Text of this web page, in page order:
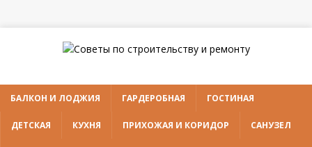
БАЛКОН И ЛОДЖИЯ ГАРДЕРОБНАЯ ГОСТИНАЯ
ДЕТСКАЯ КУХНЯ ПРИХОЖАЯ И КОРИДОР САНУЗЕЛ